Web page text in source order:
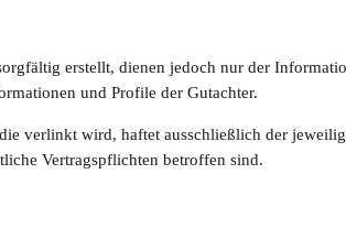
erstellt, dienen jedoch nur der
und Profile der Gutachter.
verlinkt wird, haftet ausschließlich der
Vertragspflichten betroffen sind.